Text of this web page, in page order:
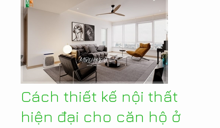
Cách thiết kế nội thất
hiện đại cho căn hộ ở